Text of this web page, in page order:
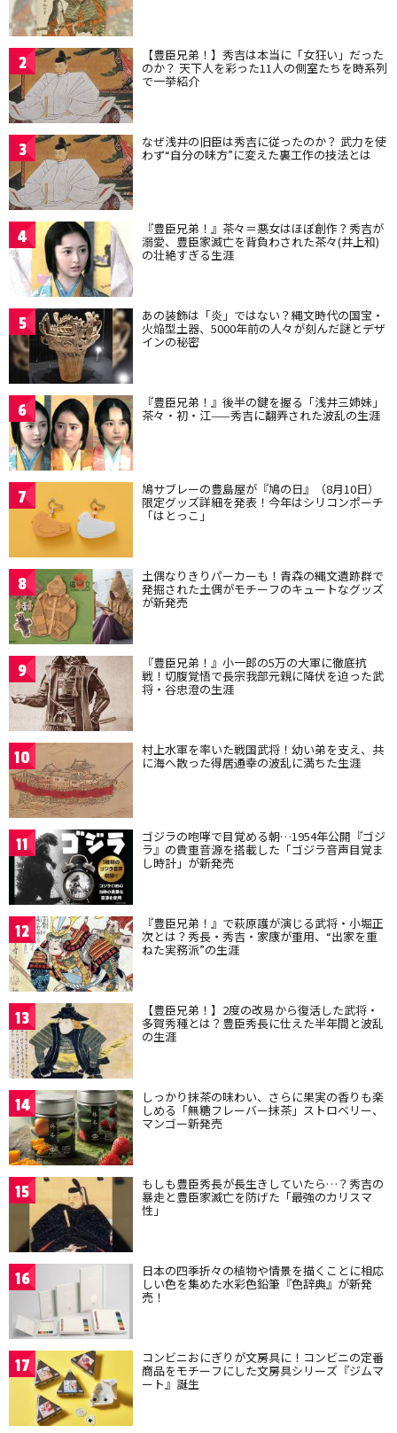
2 【豊臣兄弟！】秀吉は本当に「女狂い」だった
のか？ 天下人を彩った11人の側室たちを時系列
で一挙紹介
3 なぜ浅井の旧臣は秀吉に従ったのか？ 武力を使
わず“自分の味方”に変えた裏工作の技法とは
4 『豊臣兄弟！』茶々＝悪女はほぼ創作？秀吉が
溺愛、豊臣家滅亡を背負わされた茶々(井上和)
の壮絶すぎる生涯
5 あの装飾は「炎」ではない？縄文時代の国宝・
火焔型土器、5000年前の人々が刻んだ謎とデザ
インの秘密
6 『豊臣兄弟！』後半の鍵を握る「浅井三姉妹」
茶々・初・江——秀吉に翻弄された波乱の生涯
7 鳩サブレーの豊島屋が『鳩の日』（8月10日）
限定グッズ詳細を発表！今年はシリコンポーチ
「はとっこ」
8 土偶なりきりパーカーも！青森の縄文遺跡群で
発掘された土偶がモチーフのキュートなグッズ
が新発売
9 『豊臣兄弟！』小一郎の5万の大軍に徹底抗
戦！切腹覚悟で長宗我部元親に降伏を迫った武
将・谷忠澄の生涯
10 村上水軍を率いた戦国武将！幼い弟を支え、共
に海へ散った得居通幸の波乱に満ちた生涯
11 ゴジラの咆哮で目覚める朝…1954年公開『ゴジ
ラ』の貴重音源を搭載した「ゴジラ音声目覚ま
し時計」が新発売
12 『豊臣兄弟！』で萩原護が演じる武将・小堀正
次とは？秀長・秀吉・家康が重用、“出家を重
ねた実務派”の生涯
13 【豊臣兄弟！】2度の改易から復活した武将・
多賀秀種とは？豊臣秀長に仕えた半年間と波乱
の生涯
14 しっかり抹茶の味わい、さらに果実の香りも楽
しめる「無糖フレーバー抹茶」ストロベリー、
マンゴー新発売
15 もしも豊臣秀長が長生きしていたら…？秀吉の
暴走と豊臣家滅亡を防げた「最強のカリスマ
性」
16 日本の四季折々の植物や情景を描くことに相応
しい色を集めた水彩色鉛筆『色辞典』が新発
売！
17 コンビニおにぎりが文房具に！コンビニの定番
商品をモチーフにした文房具シリーズ『ジムマ
ート』誕生